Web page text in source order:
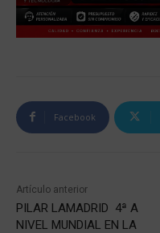
Facebook
Artículo anterior
PILAR LAMADRID 4ª A
NIVEL MUNDIAL EN LA